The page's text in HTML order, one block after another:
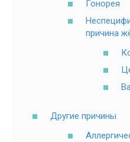
Гонорея
причина
Другие причины